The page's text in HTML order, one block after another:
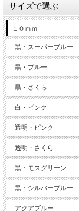
サイズで選ぶ
１０ｍｍ
黒・スーパーブルー
黒・ブルー
黒・さくら
白・ピンク
透明・ピンク
透明・さくら
黒・モスグリーン
黒・シルバーブルー
アクアブルー